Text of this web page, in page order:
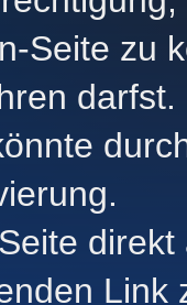
Seite zu
darfst.
Link